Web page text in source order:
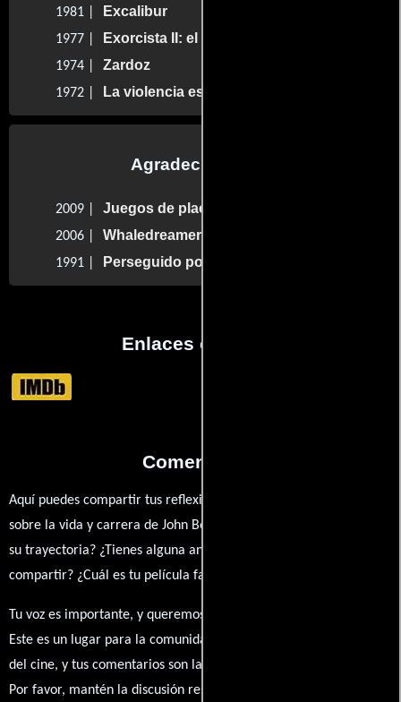
1981 | Excalibur
1977 | Exorcista II: el hereje
1974 | Zardoz
1972 | La violencia está en nosotros
Agradecimientos
2009 | Juegos de placer
2006 | Whaledreamers
1991 | Perseguido por todos
Enlaces externos
Comentarios
Aquí puedes compartir tus reflexiones, anécdotas y opiniones
sobre la vida y carrera de John Boorman. ¿Qué te ha inspirado de
su trayectoria? ¿Tienes alguna anécdota personal que desees
compartir? ¿Cuál es tu película favorita en la que ha participado?
Tu voz es importante, y queremos escuchar tus pensamientos.
Este es un lugar para la comunidad de admiradores y amantes
del cine, y tus comentarios son la esencia de esta conversación.
Por favor, mantén la discusión respetuosa y constructiva.